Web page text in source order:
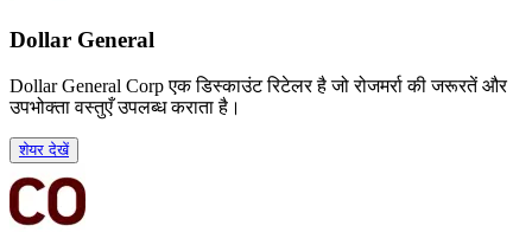
Dollar General
Dollar General Corp एक डिस्काउंट रिटेलर है जो रोजमर्रा की जरूरतें और
उपभोक्ता वस्तुएँ उपलब्ध कराता है।
शेयर देखें